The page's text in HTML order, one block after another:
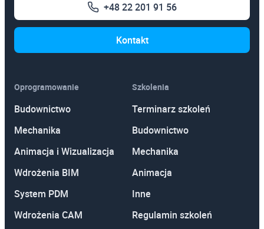
+48 22 201 91 56
Kontakt
Oprogramowanie
Budownictwo
Mechanika
Animacja i Wizualizacja
Wdrożenia BIM
System PDM
Wdrożenia CAM
Szkolenia
Terminarz szkoleń
Budownictwo
Mechanika
Animacja
Inne
Regulamin szkoleń